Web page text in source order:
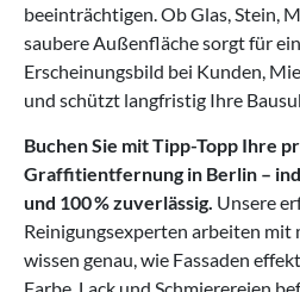
beeinträchtigen. Ob Glas, Stein,
saubere Außenfläche sorgt für
Erscheinungsbild bei Kunden,
und schützt langfristig Ihre
Buchen Sie mit Tipp-Topp Ihre
Graffitientfernung in Berlin –
und 100 % zuverlässig. Unsere
Reinigungsexperten arbeiten mit
wissen genau, wie Fassaden